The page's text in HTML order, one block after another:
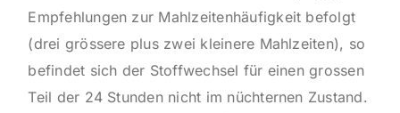
Empfehlungen zur Mahlzeitenhäufigkeit befolgt
(drei grössere plus zwei kleinere Mahlzeiten), so
befindet sich der Stoffwechsel für einen grossen
Teil der 24 Stunden nicht im nüchternen Zustand.